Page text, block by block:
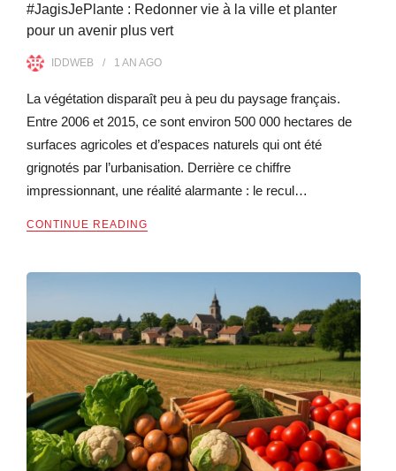
#JagisJePlante : Redonner vie à la ville et planter
pour un avenir plus vert
IDDWEB 1 AN AGO
La végétation disparaît peu à peu du paysage français.
Entre 2006 et 2015, ce sont environ 500 000 hectares de
surfaces agricoles et d’espaces naturels qui ont été
grignotés par l’urbanisation. Derrière ce chiffre
impressionnant, une réalité alarmante : le recul…
CONTINUE READING